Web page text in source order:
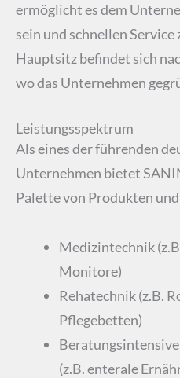
ermöglicht es dem
sein und schnellen
Hauptsitz befindet sich
wo das Unternehmen
Leistungsspektrum
Als eines der führenden
Unternehmen bietet
Palette von Produkten
Medizintechnik
Monitore)
Rehatechnik (z.B.
Pflegebetten)
(z.B. enterale